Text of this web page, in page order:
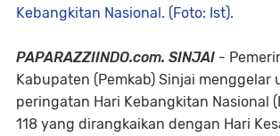
Kebangkitan Nasional. (Foto: Ist).
PAPARAZZIINDO.com. SINJAI -
Kabupaten (Pemkab) Sinjai menggelar
peringatan Hari Kebangkitan Nasional
118 yang dirangkaikan dengan Hari